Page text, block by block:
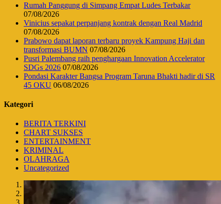
Rumah Panggung di Simpang Empat Ludes Terbakar
07/08/2026
Vinicius sepakat perpanjang kontrak dengan Real Madrid
07/08/2026
Prabowo dapat laporan terbaru proyek Kampung Haji dan
transformasi BUMN 07/08/2026
Pusri Palembang raih penghargaan Innovation Accelerator
SDGs 2026 07/08/2026
Pondasi Karakter Bangsa Program Taruna Bhakti hadir di SR
45 OKU 06/08/2026
Kategori
BERITA TERKINI
CHART SUKSES
ENTERTAINMENT
KRIMINAL
OLAHRAGA
Uncategorized
1